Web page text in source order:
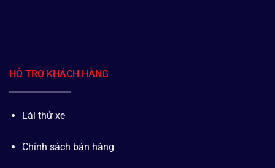
HỖ TRỢ KHÁCH HÀNG
Lái thử xe
Chính sách bán hàng